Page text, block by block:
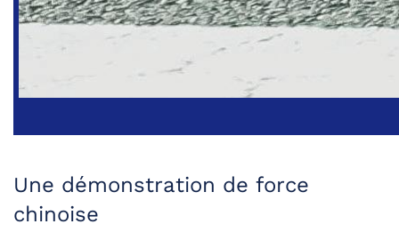
Une démonstration de force
chinoise